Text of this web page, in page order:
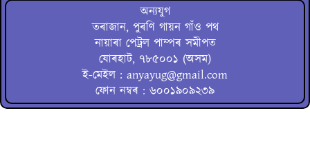
অন্যযুগ
তৰাজান, পুৰণি গায়ন গাঁও পথ
নায়াৰা পেট্ৰল পাম্পৰ সমীপত
যোৰহাট, ৭৮৫০০১ (অসম)
ই-মেইল : anyayug@gmail.com
ফোন নম্বৰ : ৬০০১৯০৯২৩৯